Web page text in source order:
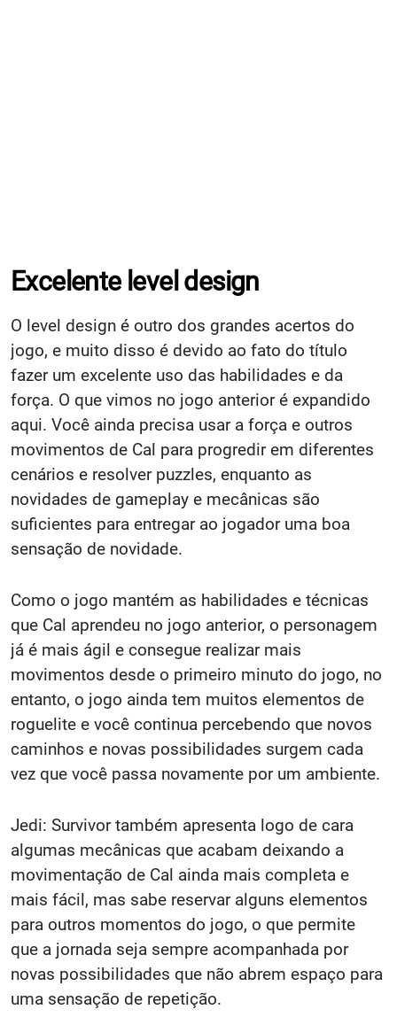
Excelente level design
O level design é outro dos grandes acertos do
jogo, e muito disso é devido ao fato do título
fazer um excelente uso das habilidades e da
força. O que vimos no jogo anterior é expandido
aqui. Você ainda precisa usar a força e outros
movimentos de Cal para progredir em diferentes
cenários e resolver puzzles, enquanto as
novidades de gameplay e mecânicas são
suficientes para entregar ao jogador uma boa
sensação de novidade.
Como o jogo mantém as habilidades e técnicas
que Cal aprendeu no jogo anterior, o personagem
já é mais ágil e consegue realizar mais
movimentos desde o primeiro minuto do jogo, no
entanto, o jogo ainda tem muitos elementos de
roguelite e você continua percebendo que novos
caminhos e novas possibilidades surgem cada
vez que você passa novamente por um ambiente.
Jedi: Survivor também apresenta logo de cara
algumas mecânicas que acabam deixando a
movimentação de Cal ainda mais completa e
mais fácil, mas sabe reservar alguns elementos
para outros momentos do jogo, o que permite
que a jornada seja sempre acompanhada por
novas possibilidades que não abrem espaço para
uma sensação de repetição.